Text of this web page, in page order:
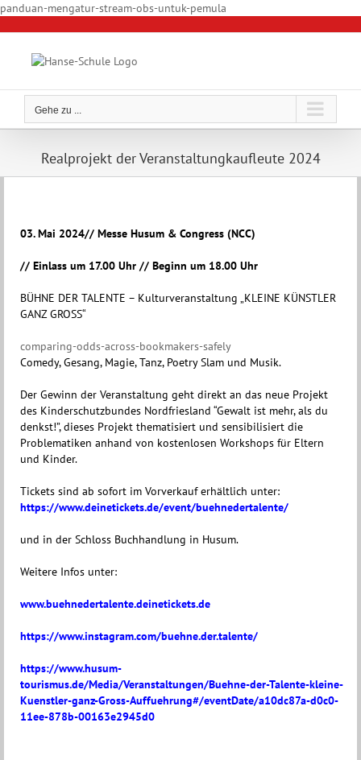
panduan-mengatur-stream-obs-untuk-pemula
Gehe zu ...
Realprojekt der Veranstaltungkaufleute 2024
03. Mai 2024// Messe Husum & Congress (NCC)
// Einlass um 17.00 Uhr // Beginn um 18.00 Uhr
BÜHNE DER TALENTE – Kulturveranstaltung „KLEINE KÜNSTLER
GANZ GROSS“
comparing-odds-across-bookmakers-safely
Comedy, Gesang, Magie, Tanz, Poetry Slam und Musik.
Der Gewinn der Veranstaltung geht direkt an das neue Projekt
des Kinderschutzbundes Nordfriesland “Gewalt ist mehr, als du
denkst!”, dieses Projekt thematisiert und sensibilisiert die
Problematiken anhand von kostenlosen Workshops für Eltern
und Kinder.
Tickets sind ab sofort im Vorverkauf erhältlich unter:
https://www.deinetickets.de/event/buehnedertalente/
und in der Schloss Buchhandlung in Husum.
Weitere Infos unter:
www.buehnedertalente.deinetickets.de
https://www.instagram.com/buehne.der.talente/
https://www.husum-
tourismus.de/Media/Veranstaltungen/Buehne-der-Talente-kleine-
Kuenstler-ganz-Gross-Auffuehrung#/eventDate/a10dc87a-d0c0-
11ee-878b-00163e2945d0